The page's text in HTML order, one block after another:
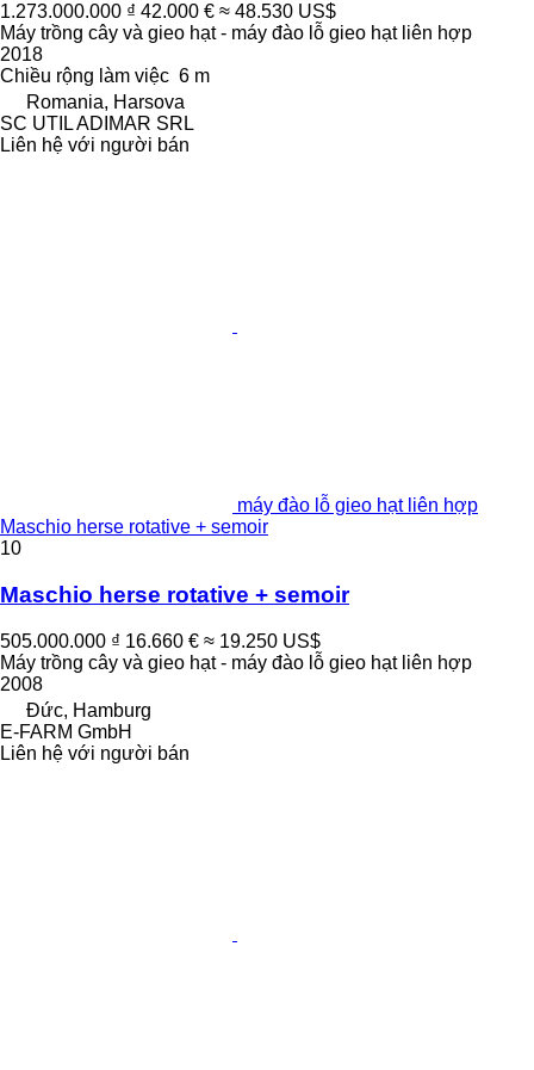
1.273.000.000 ₫ 42.000 € ≈ 48.530 US$
Máy trồng cây và gieo hạt - máy đào lỗ gieo hạt liên hợp
2018
Chiều rộng làm việc 6 m
Romania, Harsova
SC UTIL ADIMAR SRL
Liên hệ với người bán
máy đào lỗ gieo hạt liên hợp
Maschio herse rotative + semoir
10
Maschio herse rotative + semoir
505.000.000 ₫ 16.660 € ≈ 19.250 US$
Máy trồng cây và gieo hạt - máy đào lỗ gieo hạt liên hợp
2008
Đức, Hamburg
E-FARM GmbH
Liên hệ với người bán